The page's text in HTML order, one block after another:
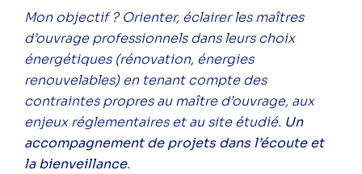
Mon objectif ? Orienter, éclairer les maîtres
d’ouvrage professionnels dans leurs choix
énergétiques (rénovation, énergies
renouvelables) en tenant compte des
contraintes propres au maître d’ouvrage, aux
enjeux réglementaires et au site étudié. Un
accompagnement de projets dans l’écoute et
la bienveillance.